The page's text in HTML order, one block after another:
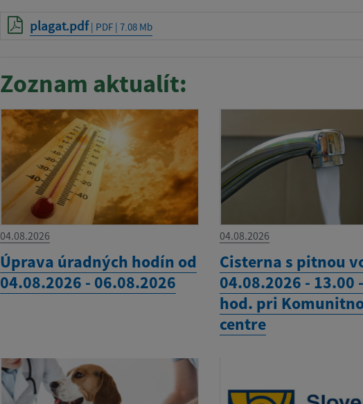
plagat.pdf| PDF | 7.08 Mb
Zoznam aktualít:
04.08.2026
Úprava úradných hodín od
04.08.2026 - 06.08.2026
04.08.2026
Cisterna s pitnou
04.08.2026 - 13.00
hod. pri
centre